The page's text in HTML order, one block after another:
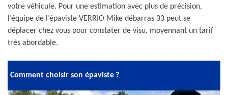
votre véhicule. Pour une estimation avec plus de précision,
l’équipe de l’épaviste VERRIO Mike débarras 33 peut se
déplacer chez vous pour constater de visu, moyennant un tarif
très abordable.
Comment choisir son épaviste ?